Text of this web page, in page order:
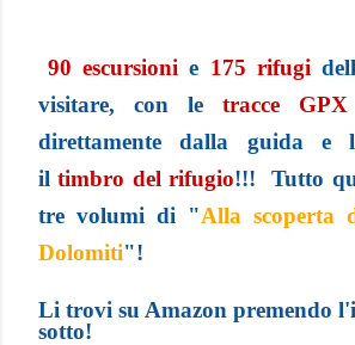
90 escursionie 175 rifugi
visitare, con le tracce GPX
direttamente dalla guida e
il timbro del rifugio!!! Tutto
tre volumi di "Alla scoperta
Dolomiti"!
Li trovi su Amazon premendo
sotto!